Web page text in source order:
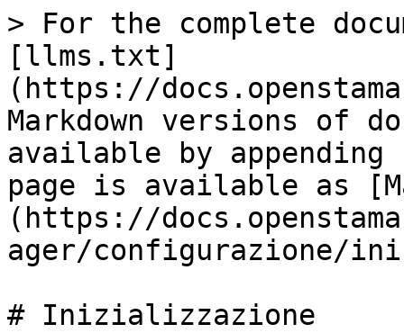
> For the complete
[llms.txt]
(https://
Markdown versions of
available by
page is available as
(https://
ager/configurazione/
# Inizializzazione